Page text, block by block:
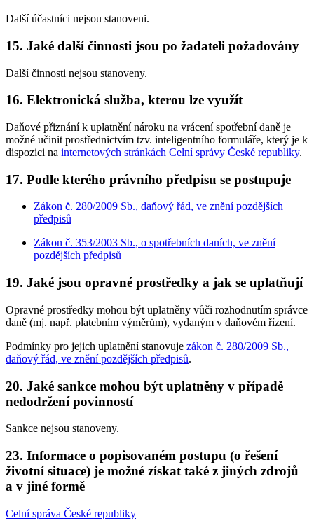
Další účastníci nejsou stanoveni.
15. Jaké další činnosti jsou po žadateli požadovány
Další činnosti nejsou stanoveny.
16. Elektronická služba, kterou lze využít
Daňové přiznání k uplatnění nároku na vrácení spotřební daně je
možné učinit prostřednictvím tzv. inteligentního formuláře, který je k
dispozici na internetových stránkách Celní správy České republiky.
17. Podle kterého právního předpisu se postupuje
Zákon č. 280/2009 Sb., daňový řád, ve znění pozdějších
předpisů
Zákon č. 353/2003 Sb., o spotřebních daních, ve znění
pozdějších předpisů
19. Jaké jsou opravné prostředky a jak se uplatňují
Opravné prostředky mohou být uplatněny vůči rozhodnutím správce
daně (mj. např. platebním výměrům), vydaným v daňovém řízení.
Podmínky pro jejich uplatnění stanovuje zákon č. 280/2009 Sb.,
daňový řád, ve znění pozdějších předpisů.
20. Jaké sankce mohou být uplatněny v případě
nedodržení povinností
Sankce nejsou stanoveny.
23. Informace o popisovaném postupu (o řešení
životní situace) je možné získat také z jiných zdrojů
a v jiné formě
Celní správa České republiky